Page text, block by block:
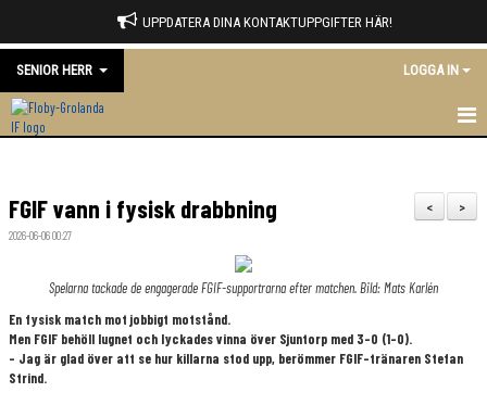
UPPDATERA DINA KONTAKTUPPGIFTER HÄR!
SENIOR HERR LOGGA IN
NYHETER
MATCHER
TRUPPEN
>
<
FGIF vann i fysisk drabbning
2026-06-06 00:27
Spelarna tackade de engagerade FGIF-supportrarna efter matchen. Bild: Mats Karlén
En fysisk match mot jobbigt motstånd.
Men FGIF behöll lugnet och lyckades vinna över Sjuntorp med 3-0 (1-0).
- Jag är glad över att se hur killarna stod upp, berömmer FGIF-tränaren Stefan
Strind.